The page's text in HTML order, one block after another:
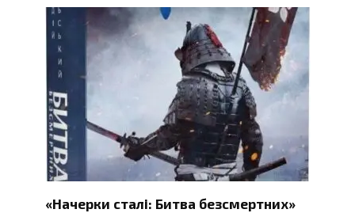
«Начерки сталі: Битва безсмертних»